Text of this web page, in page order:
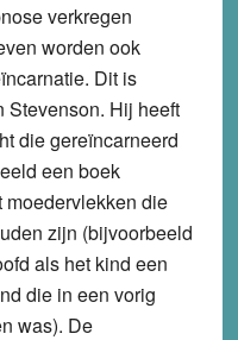
verkregen
worden ook
Dit is
Stevenson. Hij heeft
die gereïncarneerd
een boek
moedervlekken die
zijn (bijvoorbeeld
als het kind een
die in een vorig
was). De